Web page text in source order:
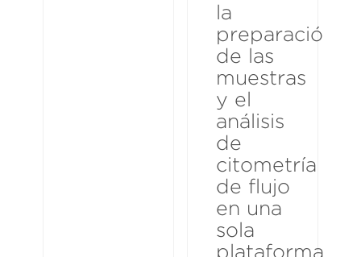
la
preparación
de las
muestras
y el
análisis
de
citometría
de flujo
en una
sola
plataforma